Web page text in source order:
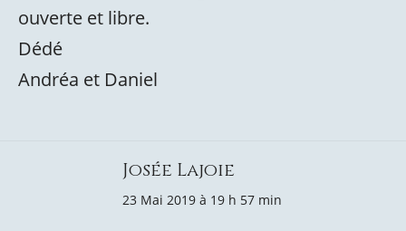
ouverte et libre.
Dédé
Andréa et Daniel
Josée Lajoie
23 Mai 2019 à 19 h 57 min